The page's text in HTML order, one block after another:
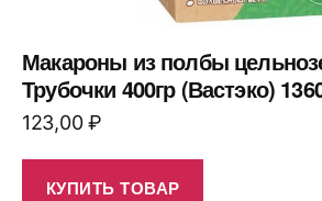
Макароны из полбы
Трубочки 400гр (Вастэко)
123,00₽
КУПИТЬ ТОВАР